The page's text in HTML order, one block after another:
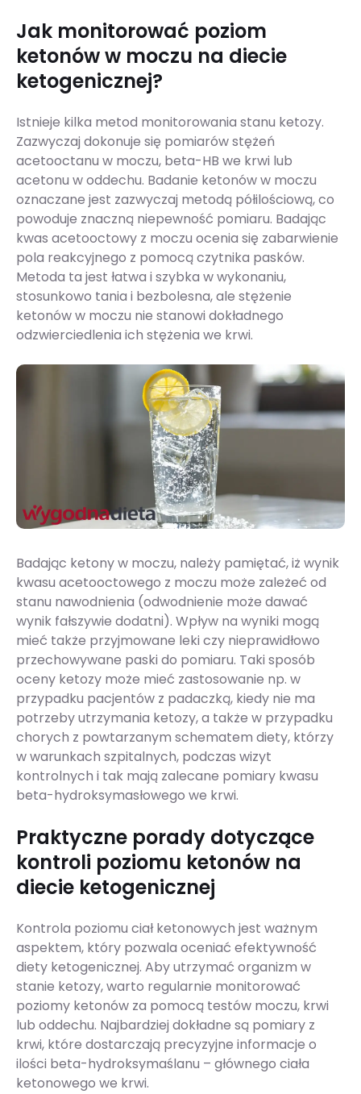
Jak monitorować poziom
ketonów w moczu na diecie
ketogenicznej?
Istnieje kilka metod monitorowania stanu ketozy.
Zazwyczaj dokonuje się pomiarów stężeń
acetooctanu w moczu, beta-HB we krwi lub
acetonu w oddechu. Badanie ketonów w moczu
oznaczane jest zazwyczaj metodą półilościową, co
powoduje znaczną niepewność pomiaru. Badając
kwas acetooctowy z moczu ocenia się zabarwienie
pola reakcyjnego z pomocą czytnika pasków.
Metoda ta jest łatwa i szybka w wykonaniu,
stosunkowo tania i bezbolesna, ale stężenie
ketonów w moczu nie stanowi dokładnego
odzwierciedlenia ich stężenia we krwi.
Badając ketony w moczu, należy pamiętać, iż wynik
kwasu acetooctowego z moczu może zależeć od
stanu nawodnienia (odwodnienie może dawać
wynik fałszywie dodatni). Wpływ na wyniki mogą
mieć także przyjmowane leki czy nieprawidłowo
przechowywane paski do pomiaru. Taki sposób
oceny ketozy może mieć zastosowanie np. w
przypadku pacjentów z padaczką, kiedy nie ma
potrzeby utrzymania ketozy, a także w przypadku
chorych z powtarzanym schematem diety, którzy
w warunkach szpitalnych, podczas wizyt
kontrolnych i tak mają zalecane pomiary kwasu
beta-hydroksymasłowego we krwi.
Praktyczne porady dotyczące
kontroli poziomu ketonów na
diecie ketogenicznej
Kontrola poziomu ciał ketonowych jest ważnym
aspektem, który pozwala oceniać efektywność
diety ketogenicznej. Aby utrzymać organizm w
stanie ketozy, warto regularnie monitorować
poziomy ketonów za pomocą testów moczu, krwi
lub oddechu. Najbardziej dokładne są pomiary z
krwi, które dostarczają precyzyjne informacje o
ilości beta-hydroksymaślanu – głównego ciała
ketonowego we krwi.